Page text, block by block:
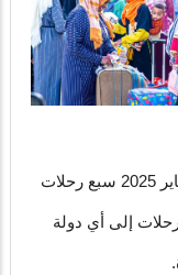
وأوضح التقرير أن موريتانيا استقبلت منذ يناير 2025 سبع رحلات
إلى أي دولة